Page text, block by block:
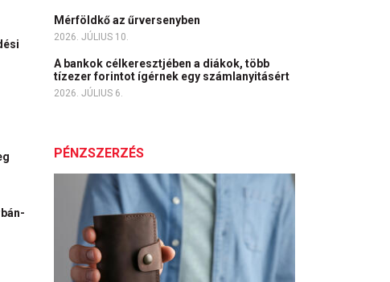
Mérföldkő az űrversenyben
2026. JÚLIUS 10.
A bankok célkeresztjében a diákok, több
tízezer forintot ígérnek egy számlanyitásért
2026. JÚLIUS 6.
PÉNZSZERZÉS